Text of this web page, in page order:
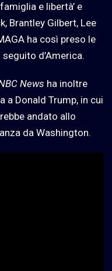
e libertà’ e
Brantley Gilbert, Lee
ha così preso le
d’America.
News ha inoltre
a Donald Trump, in cui
andato allo
da Washington.